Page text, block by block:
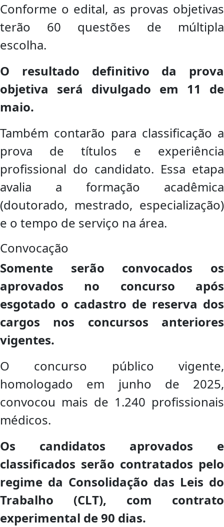
Conforme o edital, as provas objetivas
terão 60 questões de múltipla
escolha.
O resultado definitivo da prova
objetiva será divulgado em 11 de
maio.
Também contarão para classificação a
prova de títulos e experiência
profissional do candidato. Essa etapa
avalia a formação acadêmica
(doutorado, mestrado, especialização)
e o tempo de serviço na área.
Convocação
Somente serão convocados os
aprovados no concurso após
esgotado o cadastro de reserva dos
cargos nos concursos anteriores
vigentes.
O concurso público vigente,
homologado em junho de 2025,
convocou mais de 1.240 profissionais
médicos.
Os candidatos aprovados e
classificados serão contratados pelo
regime da Consolidação das Leis do
Trabalho (CLT), com contrato
experimental de 90 dias.